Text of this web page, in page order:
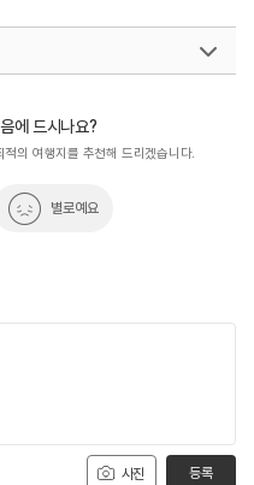
에 드시나요?
의 여행지를 추천해 드리겠습니다.
별로예요
사진 등록